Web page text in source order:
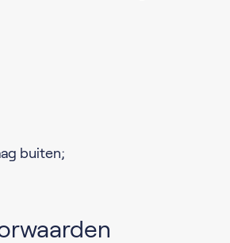
buiten;